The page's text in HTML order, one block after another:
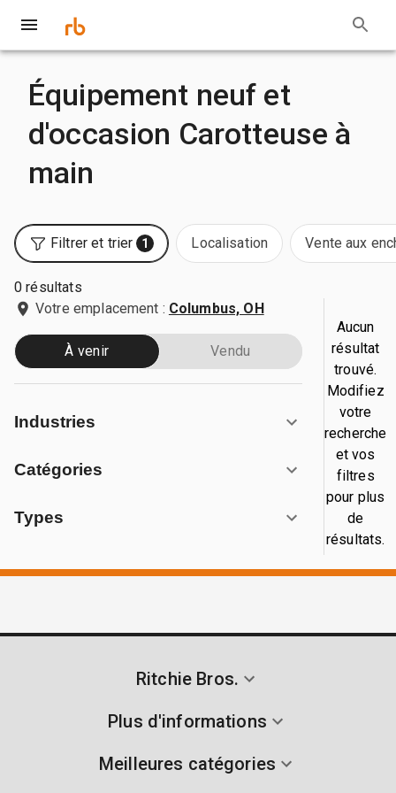
Équipement neuf et
d'occasion Carotteuse à
main
Filtrer et trier 1 Localisation Vente aux
0 résultats
Votre emplacement : Columbus, OH
À venir Vendu
Industries
Catégories
Types
Aucun
résultat
trouvé.
Modifiez
votre
recherche
et vos
filtres
pour plus
de
résultats.
Ritchie Bros.
Plus d'informations
Meilleures catégories